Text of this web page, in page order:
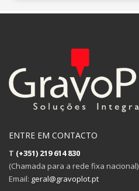
ENTRE EM CONTACTO
T (+351) 219 614 830
(Chamada para a rede fixa nacional)
Email: geral@gravoplot.pt